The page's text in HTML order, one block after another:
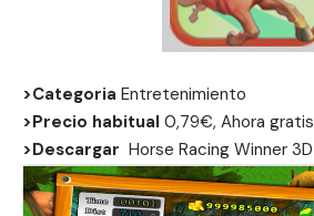
>Categoria Entretenimiento
>Precio habitual 0,79€, Ahora gratis
>Descargar Horse Racing Winner 3D